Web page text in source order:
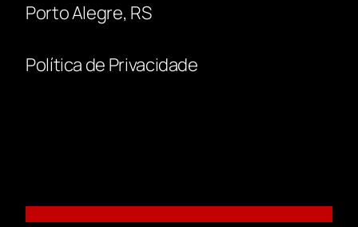
Porto Alegre, RS
Política de Privacidade